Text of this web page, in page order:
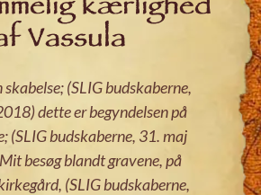
kærlighed
Vassula
(SLIG budskaberne,
dette er begyndelsen på
(SLIG budskaberne, 31. maj
besøg blandt gravene, på
(SLIG budskaberne,